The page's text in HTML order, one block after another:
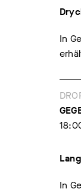
In
In